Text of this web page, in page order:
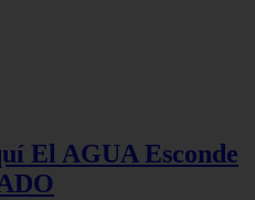
El AGUA Esconde